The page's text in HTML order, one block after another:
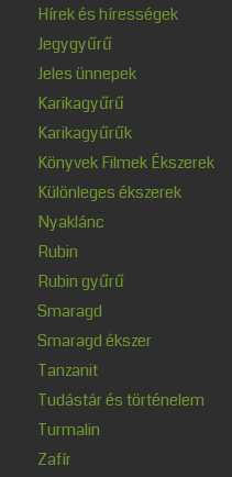
Hírek és hírességek
Jegygyűrű
Jeles ünnepek
Karikagyűrű
Karikagyűrűk
Könyvek Filmek Ékszerek
Különleges ékszerek
Nyaklánc
Rubin
Rubin gyűrű
Smaragd
Smaragd ékszer
Tanzanit
Tudástár és történelem
Turmalin
Zafír